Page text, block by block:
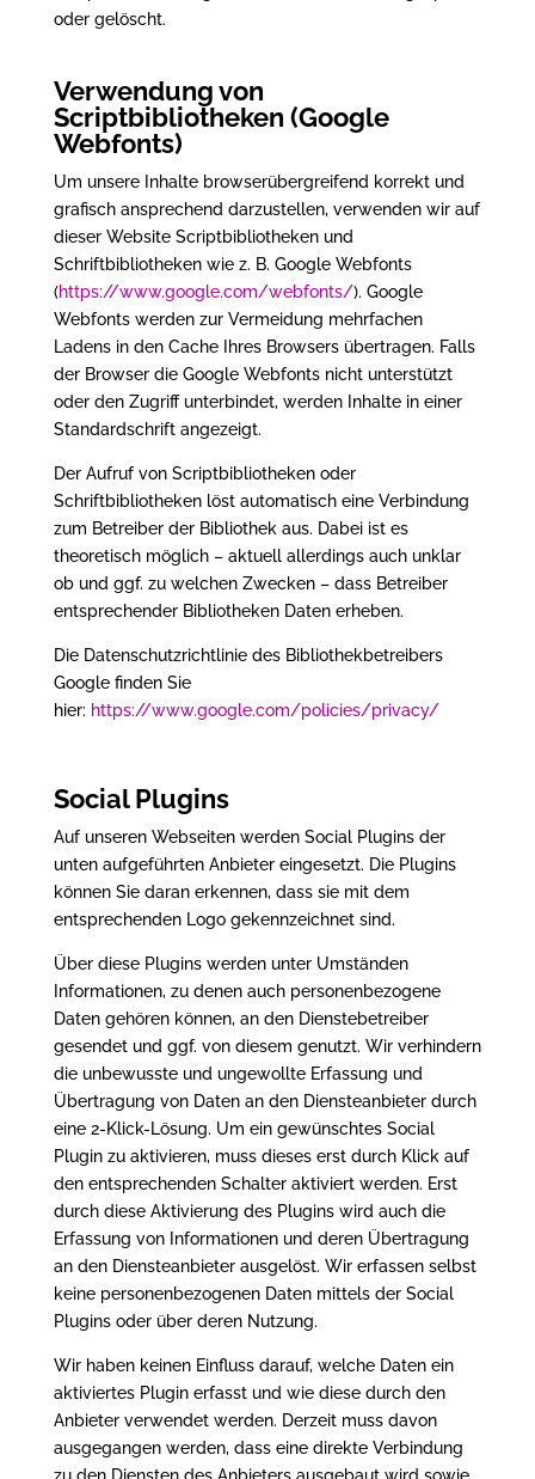
oder gelöscht.
Verwendung von
Scriptbibliotheken (Google
Webfonts)
Um unsere Inhalte browserübergreifend korrekt und
grafisch ansprechend darzustellen, verwenden wir auf
dieser Website Scriptbibliotheken und
Schriftbibliotheken wie z. B. Google Webfonts
(https://www.google.com/webfonts/). Google
Webfonts werden zur Vermeidung mehrfachen
Ladens in den Cache Ihres Browsers übertragen. Falls
der Browser die Google Webfonts nicht unterstützt
oder den Zugriff unterbindet, werden Inhalte in einer
Standardschrift angezeigt.
Der Aufruf von Scriptbibliotheken oder
Schriftbibliotheken löst automatisch eine Verbindung
zum Betreiber der Bibliothek aus. Dabei ist es
theoretisch möglich – aktuell allerdings auch unklar
ob und ggf. zu welchen Zwecken – dass Betreiber
entsprechender Bibliotheken Daten erheben.
Die Datenschutzrichtlinie des Bibliothekbetreibers
Google finden Sie
hier: https://www.google.com/policies/privacy/
Social Plugins
Auf unseren Webseiten werden Social Plugins der
unten aufgeführten Anbieter eingesetzt. Die Plugins
können Sie daran erkennen, dass sie mit dem
entsprechenden Logo gekennzeichnet sind.
Über diese Plugins werden unter Umständen
Informationen, zu denen auch personenbezogene
Daten gehören können, an den Dienstebetreiber
gesendet und ggf. von diesem genutzt. Wir verhindern
die unbewusste und ungewollte Erfassung und
Übertragung von Daten an den Diensteanbieter durch
eine 2-Klick-Lösung. Um ein gewünschtes Social
Plugin zu aktivieren, muss dieses erst durch Klick auf
den entsprechenden Schalter aktiviert werden. Erst
durch diese Aktivierung des Plugins wird auch die
Erfassung von Informationen und deren Übertragung
an den Diensteanbieter ausgelöst. Wir erfassen selbst
keine personenbezogenen Daten mittels der Social
Plugins oder über deren Nutzung.
Wir haben keinen Einfluss darauf, welche Daten ein
aktiviertes Plugin erfasst und wie diese durch den
Anbieter verwendet werden. Derzeit muss davon
ausgegangen werden, dass eine direkte Verbindung